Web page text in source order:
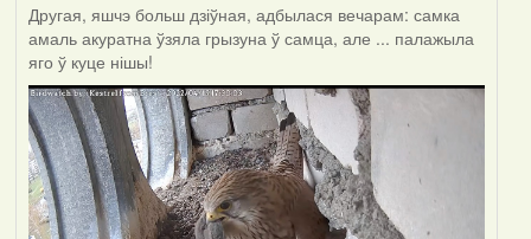
Другая, яшчэ больш дзіўная, адбылася вечарам: самка
амаль акуратна ўзяла грызуна ў самца, але ... палажыла
яго ў куце нішы!